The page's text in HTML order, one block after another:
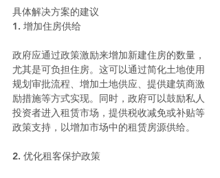
具体解决方案的建议
1. 增加住房供给
政府应通过政策激励来增加新建住房的数量，
尤其是可负担住房。这可以通过简化土地使用
规划审批流程、增加土地供应、提供建筑商激
励措施等方式实现。同时，政府可以鼓励私人
投资者进入租赁市场，提供税收减免或补贴等
政策支持，以增加市场中的租赁房源供给。
2. 优化租客保护政策